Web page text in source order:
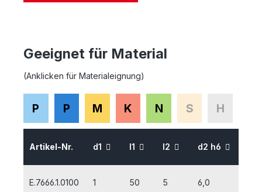
Geeignet für Material
(Anklicken für Materialeignung)
P P M K N S H
Artikel-Nr. d1 l1 l2 d2 h6
E.7666.1.0100 1 50 5 6,0